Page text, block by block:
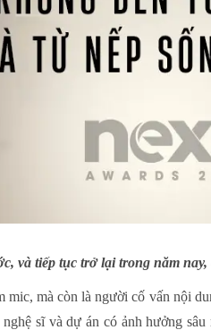
và tiếp tục trở lại trong năm
mà còn là người cố vấn nội
sĩ và dự án có ảnh hưởng